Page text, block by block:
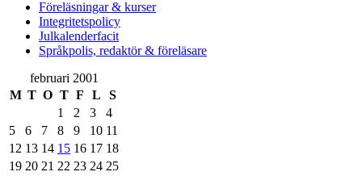
Föreläsningar & kurser
Integritetspolicy
Julkalenderfacit
Språkpolis, redaktör & föreläsare
Sidopanel
februari 2001
M T O T F L
S
1
2 3
4
5
6 7 8 9 10 11
12 13 14 15 16 17 18
19 20 21 22 23 24 25